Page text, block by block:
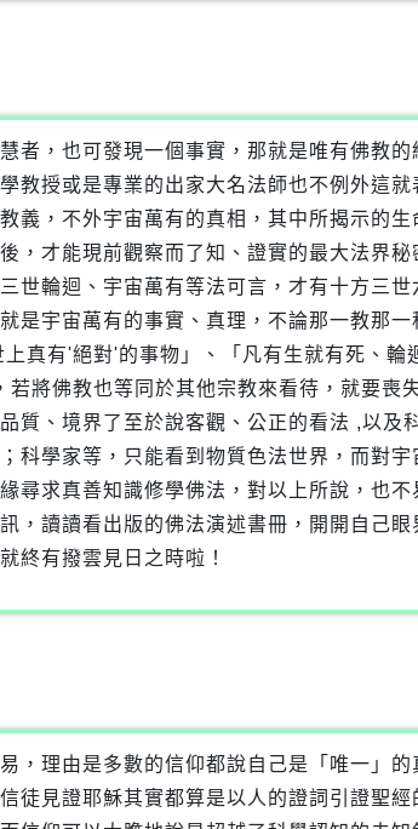
者，也可發現一個事實，那就是唯有佛教的
教授或是專業的出家大名法師也不例外這就
，不外宇宙萬有的真相，其中所揭示的生
，才能現前觀察而了知、證實的最大法界秘
世輪迴、宇宙萬有等法可言，才有十方三世
是宇宙萬有的事實、真理，不論那一教那
真有'絕對'的事物」、「凡有生就有死、輪
將佛教也等同於其他宗教來看待，就要喪
質、境界了至於說客觀、公正的看法 ,以及
科學家等，只能看到物質色法世界，而對宇
尋求真善知識修學佛法，對以上所說，也
，讀讀看出版的佛法演述書冊，開開自己
終有撥雲見日之時啦！
，理由是多數的信仰都說自己是「唯一」
徒見證耶穌其實都算是以人的證詞引證聖